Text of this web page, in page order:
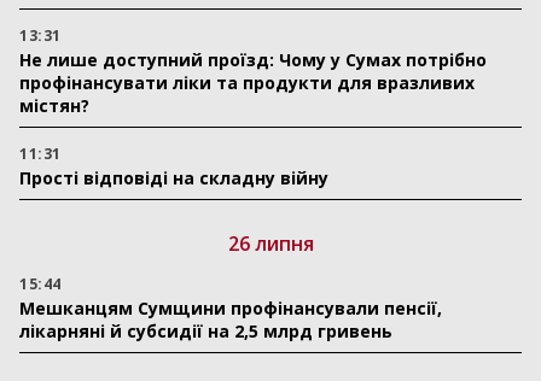
13:31
Не лише доступний проїзд: Чому у Сумах потрібно
профінансувати ліки та продукти для вразливих
містян?
11:31
Прості відповіді на складну війну
26 липня
15:44
Мешканцям Сумщини профінансували пенсії,
лікарняні й субсидії на 2,5 млрд гривень